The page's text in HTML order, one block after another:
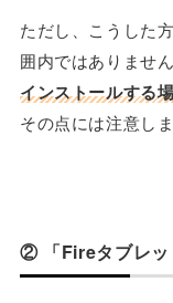
ただし、こうした
囲内ではありません
インストールする
その点には注意しま
② 「Fireタブレッ